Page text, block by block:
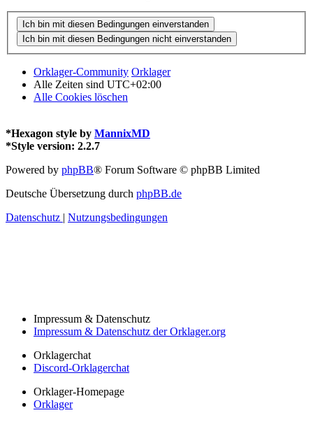
Orklager-Community Orklager
Alle Zeiten sind UTC+02:00
Alle Cookies löschen
*Hexagon style by MannixMD
*Style version: 2.2.7
Powered by phpBB® Forum Software © phpBB Limited
Deutsche Übersetzung durch phpBB.de
Datenschutz | Nutzungsbedingungen
Impressum & Datenschutz
Impressum & Datenschutz der Orklager.org
Orklagerchat
Discord-Orklagerchat
Orklager-Homepage
Orklager